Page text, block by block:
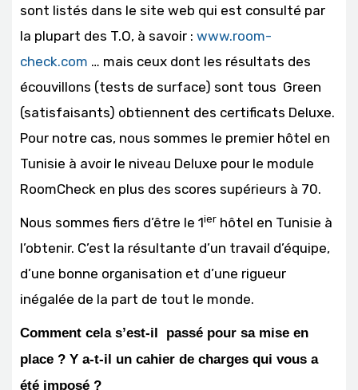
sont listés dans le site web qui est consulté par
la plupart des T.O, à savoir : www.room-
check.com … mais ceux dont les résultats des
écouvillons (tests de surface) sont tous Green
(satisfaisants) obtiennent des certificats Deluxe.
Pour notre cas, nous sommes le premier hôtel en
Tunisie à avoir le niveau Deluxe pour le module
RoomCheck en plus des scores supérieurs à 70.
Nous sommes fiers d’être le 1ier hôtel en Tunisie à
l’obtenir. C’est la résultante d’un travail d’équipe,
d’une bonne organisation et d’une rigueur
inégalée de la part de tout le monde.
Comment cela s’est-il passé pour sa mise en
place ? Y a-t-il un cahier de charges qui vous a
été imposé ?